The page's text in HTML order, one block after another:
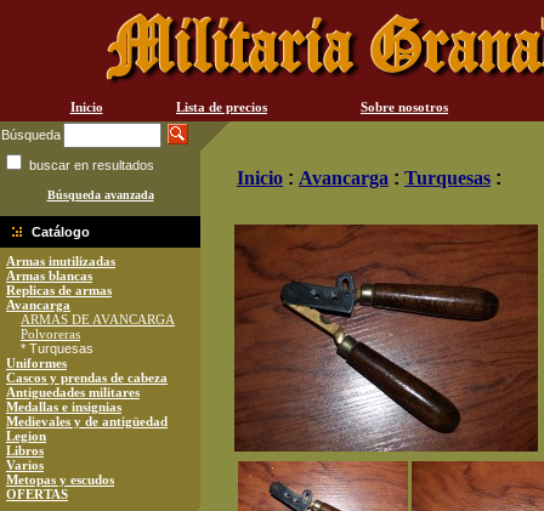
Inicio Lista de precios
Sobre nosotros
Búsqueda
buscar en resultados
Búsqueda avanzada
Catálogo
Armas inutilizadas
Armas blancas
Replicas de armas
Avancarga
ARMAS DE AVANCARGA
Polvoreras
* Turquesas
Uniformes
Cascos y prendas de cabeza
Antiguedades militares
Medallas e insignias
Medievales y de antigüedad
Legion
Libros
Varios
Metopas y escudos
OFERTAS
Inicio : Avancarga : Turquesas :